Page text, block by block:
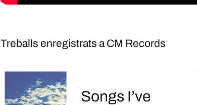
Treballs enregistrats a CM Records
Songs I’ve